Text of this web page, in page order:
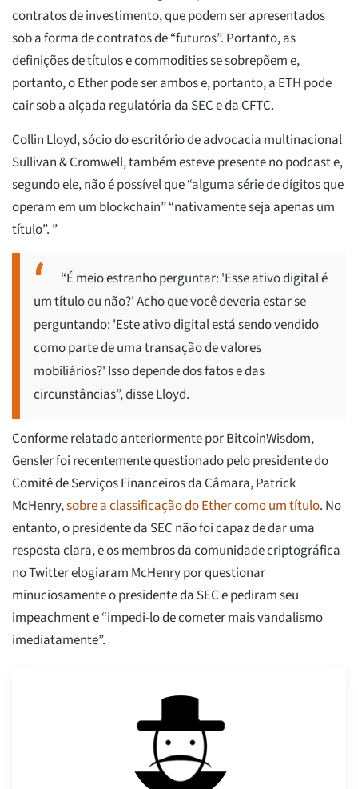
contratos de investimento, que podem ser apresentados
sob a forma de contratos de “futuros”. Portanto, as
definições de títulos e commodities se sobrepõem e,
portanto, o Ether pode ser ambos e, portanto, a ETH pode
cair sob a alçada regulatória da SEC e da CFTC.
Collin Lloyd, sócio do escritório de advocacia multinacional
Sullivan & Cromwell, também esteve presente no podcast e,
segundo ele, não é possível que “alguma série de dígitos que
operam em um blockchain” “nativamente seja apenas um
título”. ”
“É meio estranho perguntar: 'Esse ativo digital é
um título ou não?' Acho que você deveria estar se
perguntando: 'Este ativo digital está sendo vendido
como parte de uma transação de valores
mobiliários?' Isso depende dos fatos e das
circunstâncias”, disse Lloyd.
Conforme relatado anteriormente por BitcoinWisdom,
Gensler foi recentemente questionado pelo presidente do
Comitê de Serviços Financeiros da Câmara, Patrick
McHenry,sobre a classificação do Ether como um título. No
entanto, o presidente da SEC não foi capaz de dar uma
resposta clara, e os membros da comunidade criptográfica
no Twitter elogiaram McHenry por questionar
minuciosamente o presidente da SEC e pediram seu
impeachment e “impedi-lo de cometer mais vandalismo
imediatamente”.